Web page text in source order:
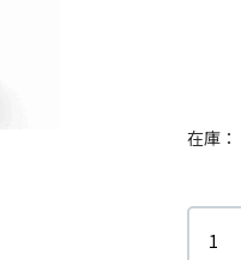
在庫：